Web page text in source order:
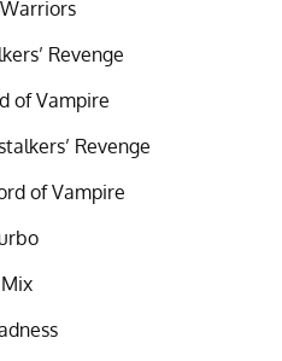
Revenge
of Vampire
Revenge
of Vampire